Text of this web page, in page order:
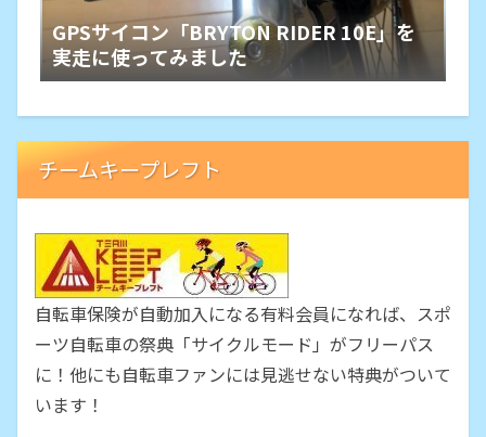
GPSサイコン「BRYTON RIDER 10E」を
実走に使ってみました
チームキープレフト
自転車保険が自動加入になる有料会員になれば、スポ
ーツ自転車の祭典「サイクルモード」がフリーパス
に！他にも自転車ファンには見逃せない特典がついて
います！